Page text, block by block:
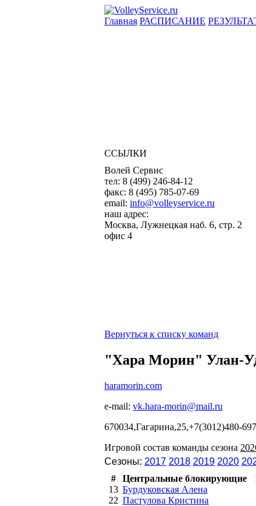
Главная РАСПИСАНИЕ
ССЫЛКИ
Волей Сервис
тел: 8 (499) 246-84-12
факс: 8 (495) 785-07-69
email: info@volleyservice.ru
наш адрес:
Москва, Лужнецкая наб. 6, стр. 2
офис 4
Вернуться к списку команд
"Хара Морин" Улан-
haramorin.com
e-mail: vk.hara-morin@mail.ru
670034,Гагарина,25,+7(3012)480-
Игровой состав команды сезона
Сезоны: 2017 2018 2019 2020
#
Центральные блокирующие
13 Бурдуковская Алена
22 Пастулова Кристина